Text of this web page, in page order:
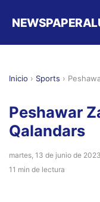
Inicio › Sports ›
Peshawar
Qalandars
martes, 13 de junio de 2023
11 min de lectura